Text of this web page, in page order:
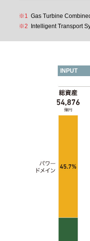
※1 Gas Turbine
※2
Intelligent Transport
INPUT